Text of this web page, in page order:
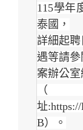
115學年
泰國，
詳細起
遇等請
案辦公
址
B）。